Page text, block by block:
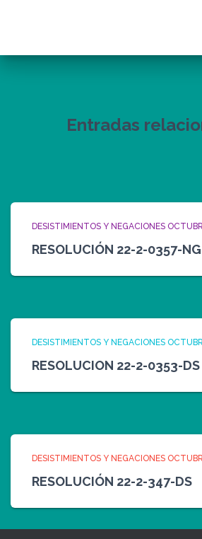
Entradas
DESISTIMIENTOS Y NEGACIONES
RESOLUCIÓN 22-2-0357-NG
DESISTIMIENTOS Y NEGACIONES
RESOLUCION 22-2-0353-DS
DESISTIMIENTOS Y NEGACIONES
RESOLUCIÓN 22-2-347-DS